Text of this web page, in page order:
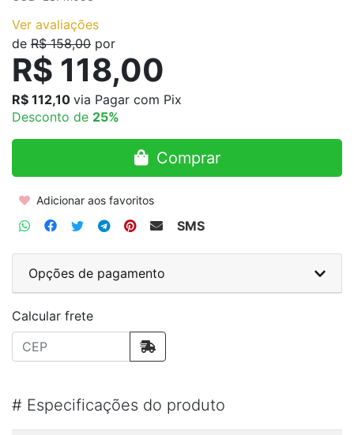
Ver avaliações
de R$ 158,00 por
R$ 118,00
R$ 112,10 via Pagar com Pix
Desconto de 25%
Comprar
Adicionar aos favoritos
SMS
Opções de pagamento
Calcular frete
# Especificações do produto